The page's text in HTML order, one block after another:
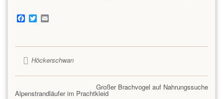
Facebook
TwitterEmail
Höckerschwan
Großer Brachvogel auf Nahrungssuche
Alpenstrandläufer im Prachtkleid